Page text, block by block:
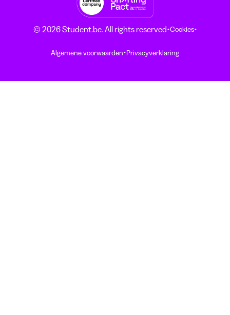
© 2026 Student.be. All rights reserved·Cookies·
Algemene voorwaarden·Privacyverklaring